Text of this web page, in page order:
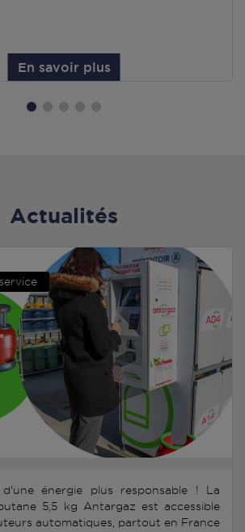
En savoir plus
Actualités
énergie plus responsable ! La
5,5 kg Antargaz est accessible
automatiques, partout en France